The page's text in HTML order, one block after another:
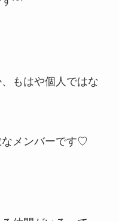
もはや個人ではな
なメンバーです♡